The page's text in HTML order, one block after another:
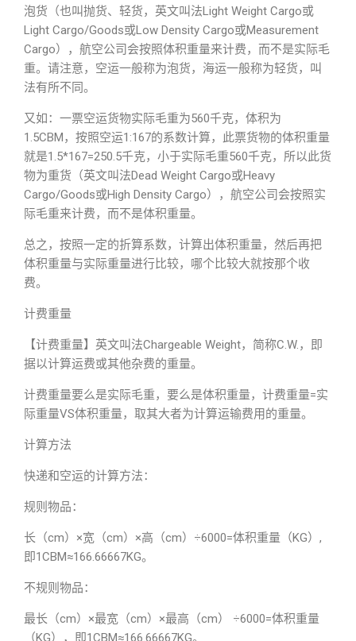
泡货（也叫抛货、轻货，英文叫法Light Weight Cargo或
Light Cargo/Goods或Low Density Cargo或Measurement
Cargo），航空公司会按照体积重量来计费，而不是实际毛
重。请注意，空运一般称为泡货，海运一般称为轻货，叫
法有所不同。
又如：一票空运货物实际毛重为560千克，体积为
1.5CBM，按照空运1:167的系数计算，此票货物的体积重量
就是1.5*167=250.5千克，小于实际毛重560千克，所以此货
物为重货（英文叫法Dead Weight Cargo或Heavy
Cargo/Goods或High Density Cargo），航空公司会按照实
际毛重来计费，而不是体积重量。
总之，按照一定的折算系数，计算出体积重量，然后再把
体积重量与实际重量进行比较，哪个比较大就按那个收
费。
计费重量
【计费重量】英文叫法Chargeable Weight，简称C.W.，即
据以计算运费或其他杂费的重量。
计费重量要么是实际毛重，要么是体积重量，计费重量=实
际重量VS体积重量，取其大者为计算运输费用的重量。
计算方法
快递和空运的计算方法：
规则物品：
长（cm）×宽（cm）×高（cm）÷6000=体积重量（KG）,
即1CBM≈166.66667KG。
不规则物品：
最长（cm）×最宽（cm）×最高（cm） ÷6000=体积重量
（KG），即1CBM≈166.66667KG。